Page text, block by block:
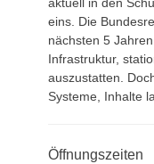
eins. Die
nächsten 5
Infrastruktur,
auszustatten.
Systeme, Inhalte
Öffnungszeiten